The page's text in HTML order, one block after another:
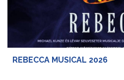
REBECCA MUSICAL 2026